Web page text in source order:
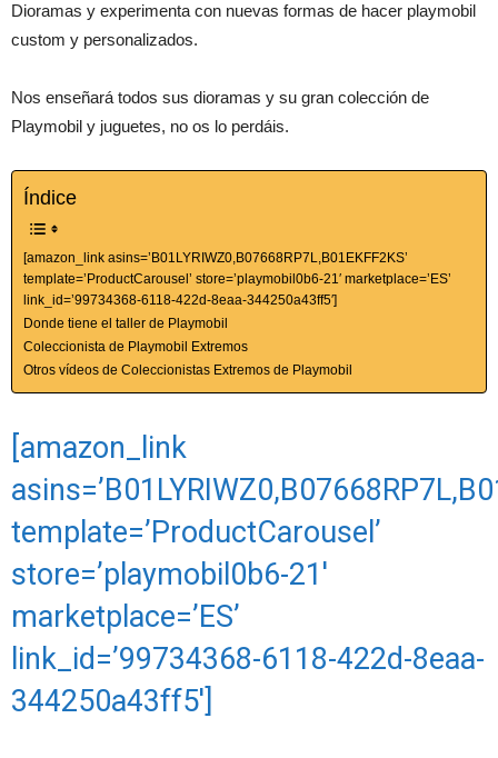
Dioramas y experimenta con nuevas formas de hacer playmobil
custom y personalizados.
Nos enseñará todos sus dioramas y su gran colección de
Playmobil y juguetes, no os lo perdáis.
Índice
[amazon_link asins=’B01LYRIWZ0,B07668RP7L,B01EKFF2KS’
template=’ProductCarousel’ store=’playmobil0b6-21′ marketplace=’ES’
link_id=’99734368-6118-422d-8eaa-344250a43ff5′]
Donde tiene el taller de Playmobil
Coleccionista de Playmobil Extremos
Otros vídeos de Coleccionistas Extremos de Playmobil
[amazon_link
template=’ProductCarousel’
store=’playmobil0b6-21′
marketplace=’ES’
link_id=’99734368-6118-422d-8eaa-
344250a43ff5′]